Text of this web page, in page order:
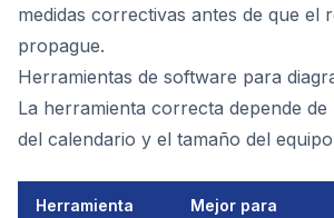
medidas correctivas antes de que el
propague.
Herramientas de software para
La herramienta correcta depende de
del calendario y el tamaño del
Herramienta Mejor para